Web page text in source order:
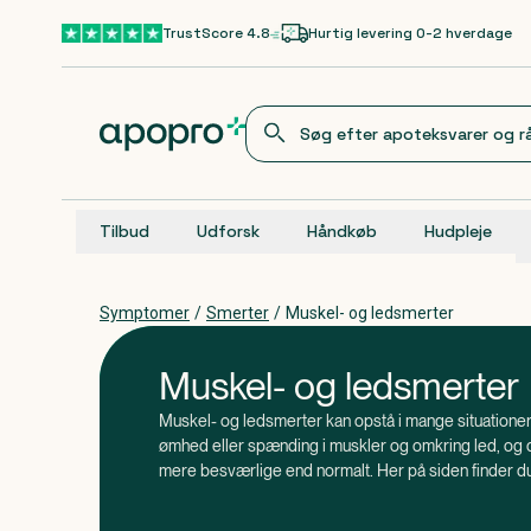
Gå til hovedindholdTrustScore 4.8 Hurtig levering 0-2 hverdage
Tilbud Udforsk Håndkøb Hudpleje
Symptomer / Smerter / Muskel- og ledsmerter
Muskel- og ledsmerter
Muskel- og ledsmerter kan opstå i mange
ømhed eller spænding i muskler og omkring led,
mere besværlige end normalt. Her på siden finder